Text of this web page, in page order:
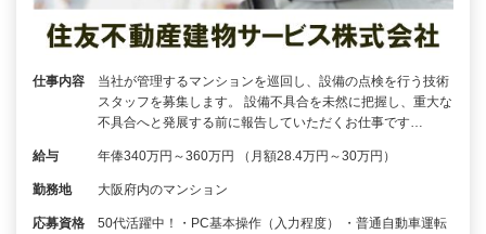
仕事内容
当社が管理するマンションを巡回し、設備の点検を行う技術
スタッフを募集します。 設備不具合を未然に把握し、重大な
不具合へと発展する前に報告していただくお仕事です…
給与 年俸340万円～360万円 （月額28.4万円～30万円）
勤務地 大阪府内のマンション
応募資格
50代活躍中！・PC基本操作（入力程度） ・普通自動車運転